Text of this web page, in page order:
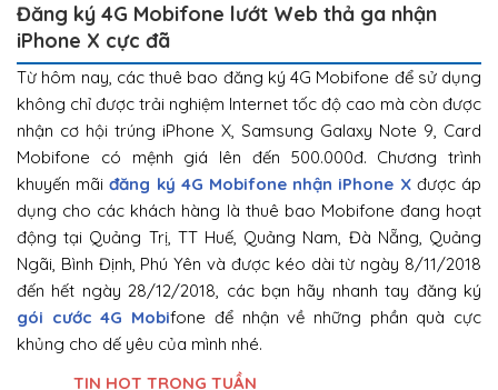
Đăng ký 4G Mobifone lướt Web thả ga nhận
iPhone X cực đã
Từ hôm nay, các thuê bao đăng ký 4G Mobifone để sử dụng
không chỉ được trải nghiệm Internet tốc độ cao mà còn được
nhận cơ hội trúng iPhone X, Samsung Galaxy Note 9, Card
Mobifone có mệnh giá lên đến 500.000đ. Chương trình
khuyến mãiđăng ký 4G Mobifone nhận iPhone X được áp
dụng cho các khách hàng là thuê bao Mobifone đang hoạt
động tại Quảng Trị, TT Huế, Quảng Nam, Đà Nẵng, Quảng
Ngãi, Bình Định, Phú Yên và được kéo dài từ ngày 8/11/2018
đến hết ngày 28/12/2018, các bạn hãy nhanh tay đăng ký
gói cước 4G Mobifone để nhận về những phần quà cực
khủng cho dế yêu của mình nhé.